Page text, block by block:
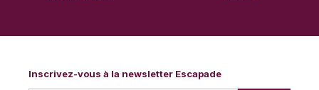
Inscrivez-vous à la newsletter Escapade